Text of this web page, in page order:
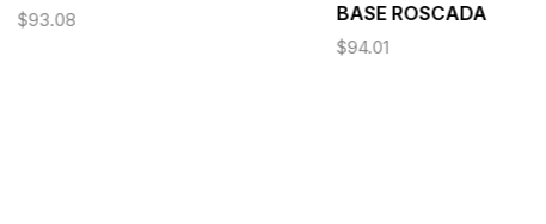
$93.08
BASE ROSCADA
$94.01